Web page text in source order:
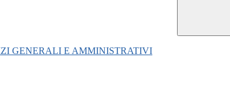
GENERALI E AMMINISTRATIVI